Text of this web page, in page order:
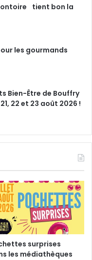
tient bon la
les gourmands
Bien-Être de Bouffry
22 et 23 août 2026 !
surprises
les médiathèques